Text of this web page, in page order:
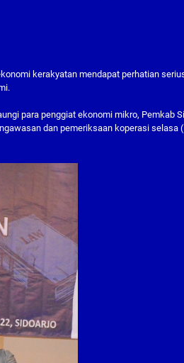
kerakyatan mendapat perhatian
para penggiat ekonomi mikro, Pemkab
dan pemeriksaan koperasi selasa